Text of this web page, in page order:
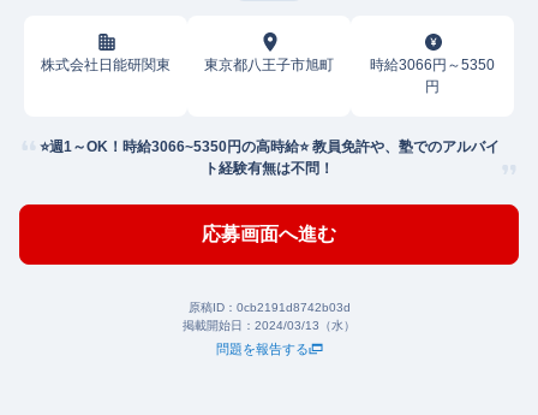
株式会社日能研関東 東京都八王子市旭町
時給3066円～5350
円
⭐️週1～OK！時給3066~5350円の高時給⭐️ 教員免許や、塾でのアルバイ
ト経験有無は不問！
応募画面へ進む
原稿ID： 0cb2191d8742b03d
掲載開始日： 2024/03/13（水）
問題を報告する